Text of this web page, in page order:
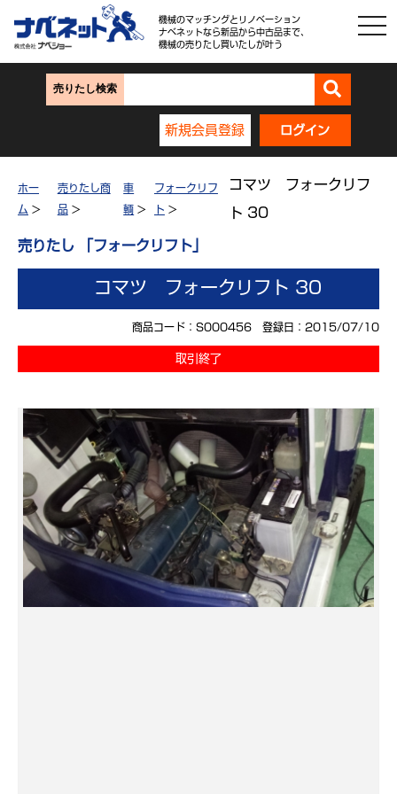
機械のマッチングとリノベーション
ナベネットなら新品から中古品まで、
機械の売りたし買いたしが叶う
売りたし検索
新規会員登録 ログイン
ホー
ム >
売りたし商
品>
車
輌 >
フォークリフ
ト >
コマツ フォークリフ
ト 30
売りたし 「フォークリフト」
コマツ フォークリフト 30
商品コード：S000456 登録日：2015/07/10
取引終了